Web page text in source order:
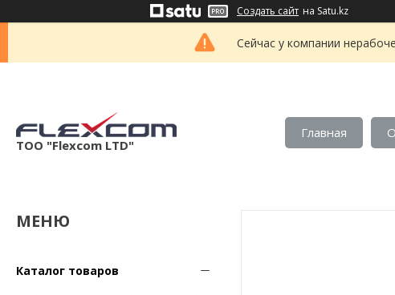
Создать сайт на Satu.kz
Сейчас у компании
ТОО "Flexcom LTD"
Главная
Каталог товаров